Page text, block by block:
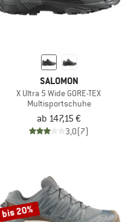
SALOMON
X Ultra 5 Wide GORE-TEX
Multisportschuhe
ab 147,15 €
3,0(7)
bis 20%